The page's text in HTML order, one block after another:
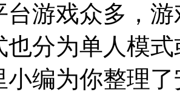
台游戏众多，
也分为单人模
小编为你整理